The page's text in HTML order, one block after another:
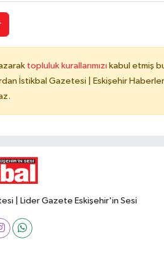
topluluk kurallarımızı kabul etmiş
İstikbal Gazetesi | Eskişehir
| Lider Gazete Eskişehir'in Sesi